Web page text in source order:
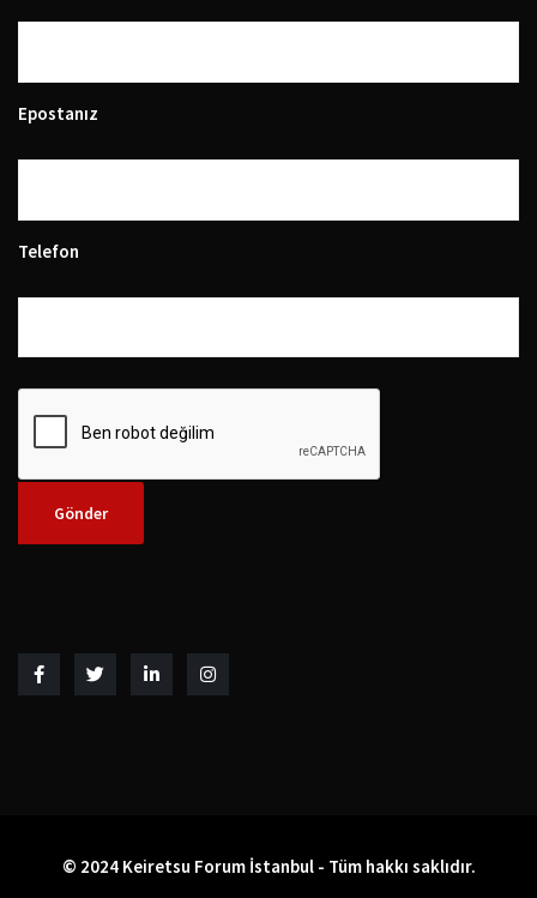
Epostanız
Telefon
© 2024 Keiretsu Forum İstanbul - Tüm hakkı saklıdır.